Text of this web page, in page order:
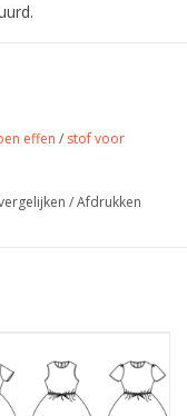
effen / stof voor
/Afdrukken